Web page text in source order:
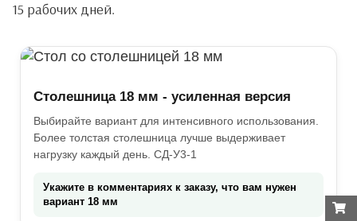
15 рабочих дней.
Столешница 18 мм - усиленная версия
Выбирайте вариант для интенсивного использования.
Более толстая столешница лучше выдерживает
нагрузку каждый день. СД-У3-1
Укажите в комментариях к заказу, что вам нужен
вариант 18 мм